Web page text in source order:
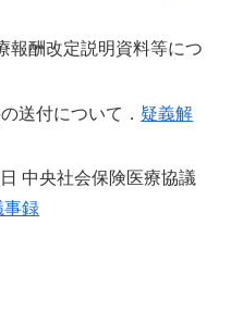
報酬改定説明資料等につ
送付について． 疑義解
中央社会保険医療協議
事録